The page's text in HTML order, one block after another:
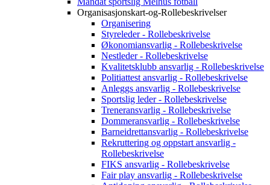
Organisasjonskart-og-Rollebeskrivelser
Organisering
Styreleder - Rollebeskrivelse
Økonomiansvarlig - Rollebeskrivelse
Nestleder - Rollebeskrivelse
Kvalitetsklubb ansvarlig - Rollebeskrivelse
Politiattest ansvarlig - Rollebeskrivelse
Anleggs ansvarlig - Rollebeskrivelse
Sportslig leder - Rollebeskrivelse
Treneransvarlig - Rollebeskrivelse
Dommeransvarlig - Rollebeskrivelse
Barneidrettansvarlig - Rollebeskrivelse
Rekruttering og oppstart ansvarlig -
Rollebeskrivelse
FIKS ansvarlig - Rollebeskrivelse
Fair play ansvarlig - Rollebeskrivelse